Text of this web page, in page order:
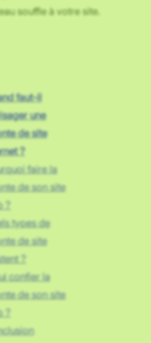
souffle à votre site.
faut-il
une
de site
?
faire la
de son site
types de
de site
?
confier la
de son site